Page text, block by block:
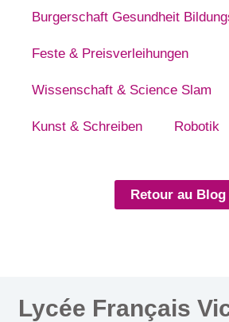
Burgerschaft Gesundheit
Feste & Preisverleihungen
Wissenschaft & Science Slam
Kunst & Schreiben Robotik
Retour au Blog
Lycée Français